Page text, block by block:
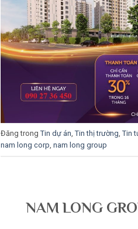
Đăng trong Tin dự án Tin thị trường Tin
nam long corp nam long group
NAM LONG